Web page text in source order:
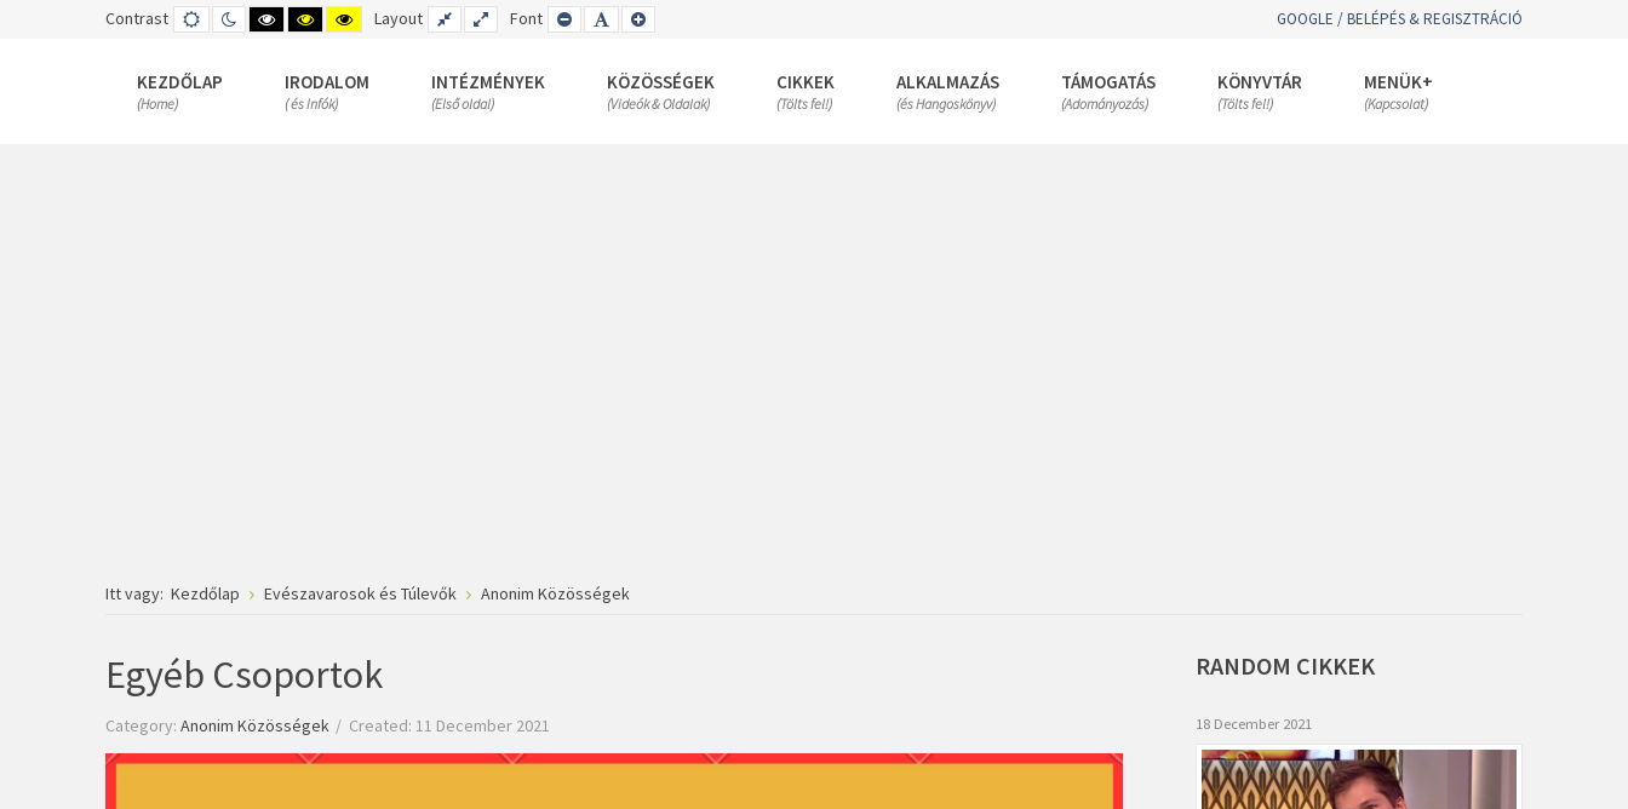
Contrast DEFAULT
MODE
NIGHT
MODE
HIGH
CONTRAST
MODE
HIGH
CONTRAST
MODE
HIGH
CONTRAST
MODE
Layout FIXED
LAYOUT
WIDE
LAYOUT
Font SET
SMALLER
SET
DEFAULT
SET
LARGER
GOOGLE / BELÉPÉS & REGISZTRÁCIÓ
KEZDŐLAP
(Home)
IRODALOM
( és Infók)
INTÉZMÉNYEK
(Első oldal)
KÖZÖSSÉGEK
(Videók & Oldalak)
CIKKEK
(Tölts fel!)
ALKALMAZÁS
(és Hangoskönyv)
TÁMOGATÁS
(Adományozás)
KÖNYVTÁR
(Tölts fel!)
MENÜK+
(Kapcsolat)
Itt vagy: Kezdőlap Evészavarosok és Túlevők Anonim Közösségek
Egyéb Csoportok
Category: Anonim Közösségek Created: 11 December 2021
RANDOM CIKKEK
18 December 2021